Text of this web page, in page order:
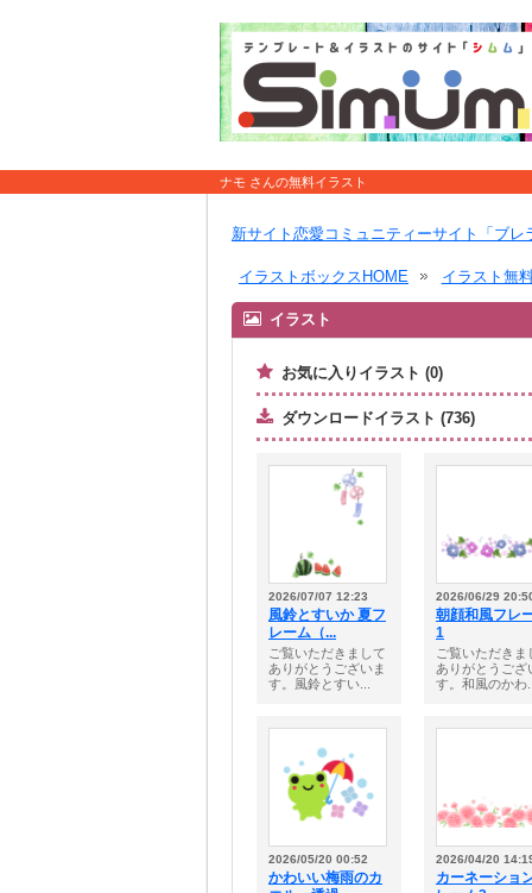
ナモ さんの無料イラスト
新サイト恋愛コミュニティーサイト「ブレ
イラストボックスHOME イラスト無
イラスト
お気に入りイラスト (0)
ダウンロードイラスト (736)
2026/07/07 12:23
風鈴とすいか 夏フ
レーム（...
ご覧いただきまして
ありがとうございま
す。風鈴とすい...
2026/06/29
朝顔和風フレ
1
ご覧いただきま
ありがとうござ
す。和風のかわ
2026/05/20 00:52
かわいい梅雨のカ
2026/04/20
カーネーショ